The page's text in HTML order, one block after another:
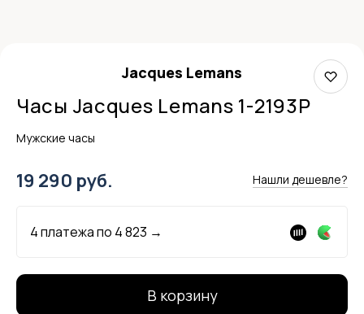
Jacques Lemans
Часы Jacques Lemans 1-2193P
Мужские часы
19 290 руб. Нашли дешевле?
4 платежа по 4 823 →
В корзину